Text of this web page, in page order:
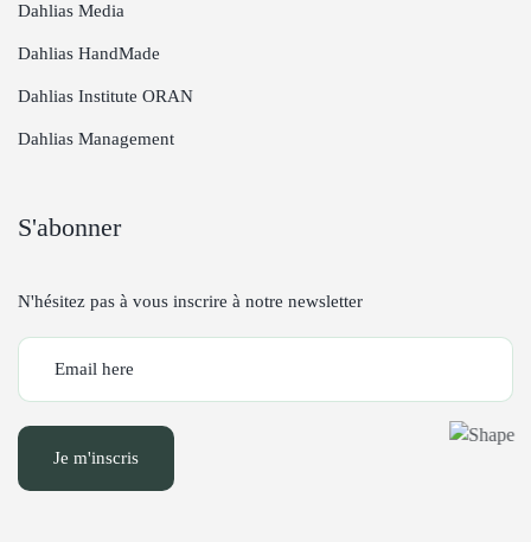
Dahlias Media
Dahlias HandMade
Dahlias Institute ORAN
Dahlias Management
S'abonner
N'hésitez pas à vous inscrire à notre newsletter
Je m'inscris